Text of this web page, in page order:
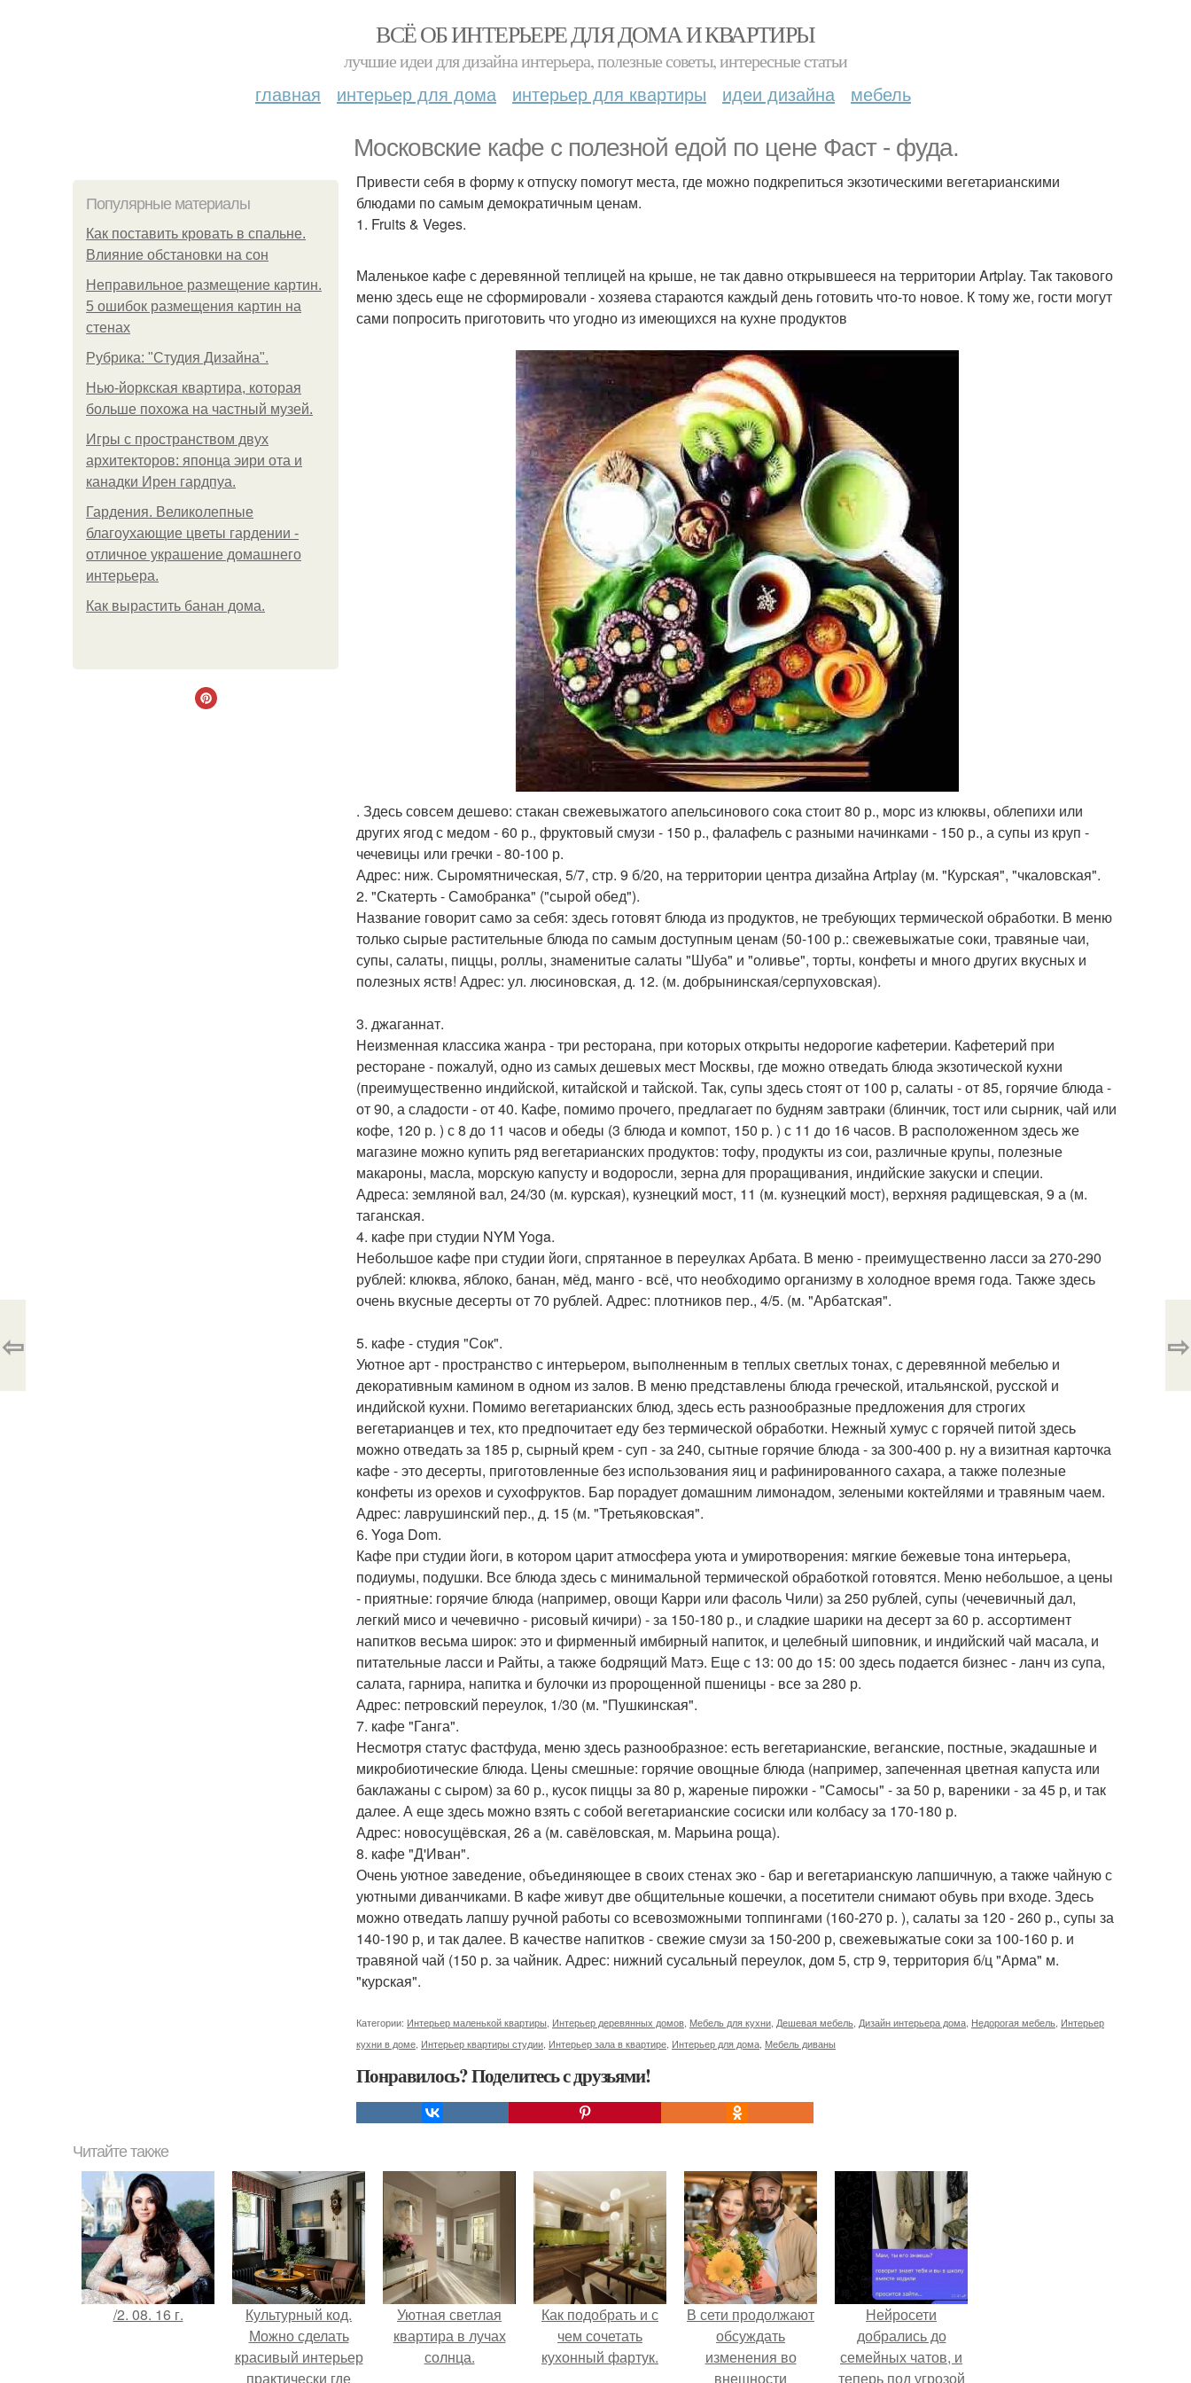
ВСЁ ОБ ИНТЕРЬЕРЕ ДЛЯ ДОМА И КВАРТИРЫ
лучшие идеи для дизайна интерьера, полезные советы, интересные статьи
главная интерьер для дома интерьер для квартиры идеи дизайна мебель
Московские кафе с полезной едой по цене Фаст - фуда.
Популярные материалы
Как поставить кровать в спальне.
Влияние обстановки на сон
Неправильное размещение картин.
5 ошибок размещения картин на
стенах
Рубрика: "Студия Дизайна".
Нью-йоркская квартира, которая
больше похожа на частный музей.
Игры с пространством двух
архитекторов: японца эири ота и
канадки Ирен гардпуа.
Гардения. Великолепные
благоухающие цветы гардении -
отличное украшение домашнего
интерьера.
Как вырастить банан дома.
Привести себя в форму к отпуску помогут места, где можно подкрепиться экзотическими вегетарианскими
блюдами по самым демократичным ценам.
1. Fruits & Veges.
Маленькое кафе с деревянной теплицей на крыше, не так давно открывшееся на территории Artplay. Так такового
меню здесь еще не сформировали - хозяева стараются каждый день готовить что-то новое. К тому же, гости могут
сами попросить приготовить что угодно из имеющихся на кухне продуктов
. Здесь совсем дешево: стакан свежевыжатого апельсинового сока стоит 80 р., морс из клюквы, облепихи или
других ягод с медом - 60 р., фруктовый смузи - 150 р., фалафель с разными начинками - 150 р., а супы из круп -
чечевицы или гречки - 80-100 р.
Адрес: ниж. Сыромятническая, 5/7, стр. 9 б/20, на территории центра дизайна Artplay (м. "Курская", "чкаловская".
2. "Скатерть - Самобранка" ("сырой обед").
Название говорит само за себя: здесь готовят блюда из продуктов, не требующих термической обработки. В меню
только сырые растительные блюда по самым доступным ценам (50-100 р.: свежевыжатые соки, травяные чаи,
супы, салаты, пиццы, роллы, знаменитые салаты "Шуба" и "оливье", торты, конфеты и много других вкусных и
полезных яств! Адрес: ул. люсиновская, д. 12. (м. добрынинская/серпуховская).
3. джаганнат.
Неизменная классика жанра - три ресторана, при которых открыты недорогие кафетерии. Кафетерий при
ресторане - пожалуй, одно из самых дешевых мест Москвы, где можно отведать блюда экзотической кухни
(преимущественно индийской, китайской и тайской. Так, супы здесь стоят от 100 р, салаты - от 85, горячие блюда -
от 90, а сладости - от 40. Кафе, помимо прочего, предлагает по будням завтраки (блинчик, тост или сырник, чай или
кофе, 120 р. ) с 8 до 11 часов и обеды (3 блюда и компот, 150 р. ) с 11 до 16 часов. В расположенном здесь же
магазине можно купить ряд вегетарианских продуктов: тофу, продукты из сои, различные крупы, полезные
макароны, масла, морскую капусту и водоросли, зерна для проращивания, индийские закуски и специи.
Адреса: земляной вал, 24/30 (м. курская), кузнецкий мост, 11 (м. кузнецкий мост), верхняя радищевская, 9 а (м.
таганская.
4. кафе при студии NYM Yoga.
Небольшое кафе при студии йоги, спрятанное в переулках Арбата. В меню - преимущественно ласси за 270-290
рублей: клюква, яблоко, банан, мёд, манго - всё, что необходимо организму в холодное время года. Также здесь
очень вкусные десерты от 70 рублей. Адрес: плотников пер., 4/5. (м. "Арбатская".
5. кафе - студия "Сок".
Уютное арт - пространство с интерьером, выполненным в теплых светлых тонах, с деревянной мебелью и
декоративным камином в одном из залов. В меню представлены блюда греческой, итальянской, русской и
индийской кухни. Помимо вегетарианских блюд, здесь есть разнообразные предложения для строгих
вегетарианцев и тех, кто предпочитает еду без термической обработки. Нежный хумус с горячей питой здесь
можно отведать за 185 р, сырный крем - суп - за 240, сытные горячие блюда - за 300-400 р. ну а визитная карточка
кафе - это десерты, приготовленные без использования яиц и рафинированного сахара, а также полезные
конфеты из орехов и сухофруктов. Бар порадует домашним лимонадом, зелеными коктейлями и травяным чаем.
Адрес: лаврушинский пер., д. 15 (м. "Третьяковская".
6. Yoga Dom.
Кафе при студии йоги, в котором царит атмосфера уюта и умиротворения: мягкие бежевые тона интерьера,
подиумы, подушки. Все блюда здесь с минимальной термической обработкой готовятся. Меню небольшое, а цены
- приятные: горячие блюда (например, овощи Карри или фасоль Чили) за 250 рублей, супы (чечевичный дал,
легкий мисо и чечевично - рисовый кичири) - за 150-180 р., и сладкие шарики на десерт за 60 р. ассортимент
напитков весьма широк: это и фирменный имбирный напиток, и целебный шиповник, и индийский чай масала, и
питательные ласси и Райты, а также бодрящий Матэ. Еще с 13: 00 до 15: 00 здесь подается бизнес - ланч из супа,
салата, гарнира, напитка и булочки из пророщенной пшеницы - все за 280 р.
Адрес: петровский переулок, 1/30 (м. "Пушкинская".
7. кафе "Ганга".
Несмотря статус фастфуда, меню здесь разнообразное: есть вегетарианские, веганские, постные, экадашные и
микробиотические блюда. Цены смешные: горячие овощные блюда (например, запеченная цветная капуста или
баклажаны с сыром) за 60 р., кусок пиццы за 80 р, жареные пирожки - "Самосы" - за 50 р, вареники - за 45 р, и так
далее. А еще здесь можно взять с собой вегетарианские сосиски или колбасу за 170-180 р.
Адрес: новосущёвская, 26 а (м. савёловская, м. Марьина роща).
8. кафе "Д'Иван".
Очень уютное заведение, объединяющее в своих стенах эко - бар и вегетарианскую лапшичную, а также чайную с
уютными диванчиками. В кафе живут две общительные кошечки, а посетители снимают обувь при входе. Здесь
можно отведать лапшу ручной работы со всевозможными топпингами (160-270 р. ), салаты за 120 - 260 р., супы за
140-190 р, и так далее. В качестве напитков - свежие смузи за 150-200 р, свежевыжатые соки за 100-160 р. и
травяной чай (150 р. за чайник. Адрес: нижний сусальный переулок, дом 5, стр 9, территория б/ц "Арма" м.
"курская".
Категории: Интерьер маленькой квартиры Интерьер деревянных домов Мебель для кухни Дешевая мебель Дизайн интерьера дома Недорогая мебель Интерьер
кухни в доме Интерьер квартиры студии Интерьер зала в квартире Интерьер для дома Мебель диваны
Понравилось? Поделитесь с друзьями!
⇦ ⇨
Читайте также
/2. 08. 16 г.
Культурный код.
Можно сделать
красивый интерьер
практически где
Уютная светлая
квартира в лучах
солнца.
Как подобрать и с
чем сочетать
кухонный фартук.
В сети продолжают
обсуждать
изменения во
внешности
Нейросети
добрались до
семейных чатов, и
теперь под угрозой